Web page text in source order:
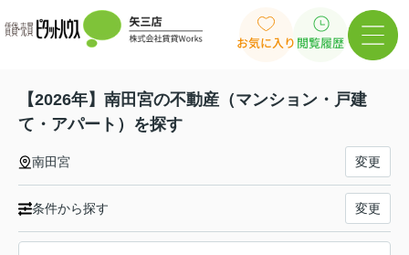
お気に入り 閲覧履歴
【2026年】南田宮の不動産（マンション・戸建
て・アパート）を探す
南田宮 変更
条件から探す 変更